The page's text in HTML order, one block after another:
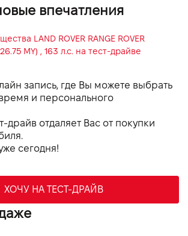
впечатления
LAND ROVER RANGE ROVER
MY) , 163 л.с. на тест-драйве
запись, где Вы можете выбрать
и персонального
драйв отдаляет Вас от покупки
сегодня!
ХОЧУ НА ТЕСТ-ДРАЙВ